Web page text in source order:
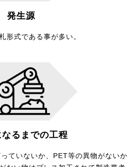
発生源
形式である事が多い。
るまでの工程
ていないか、PET等の異物がないか